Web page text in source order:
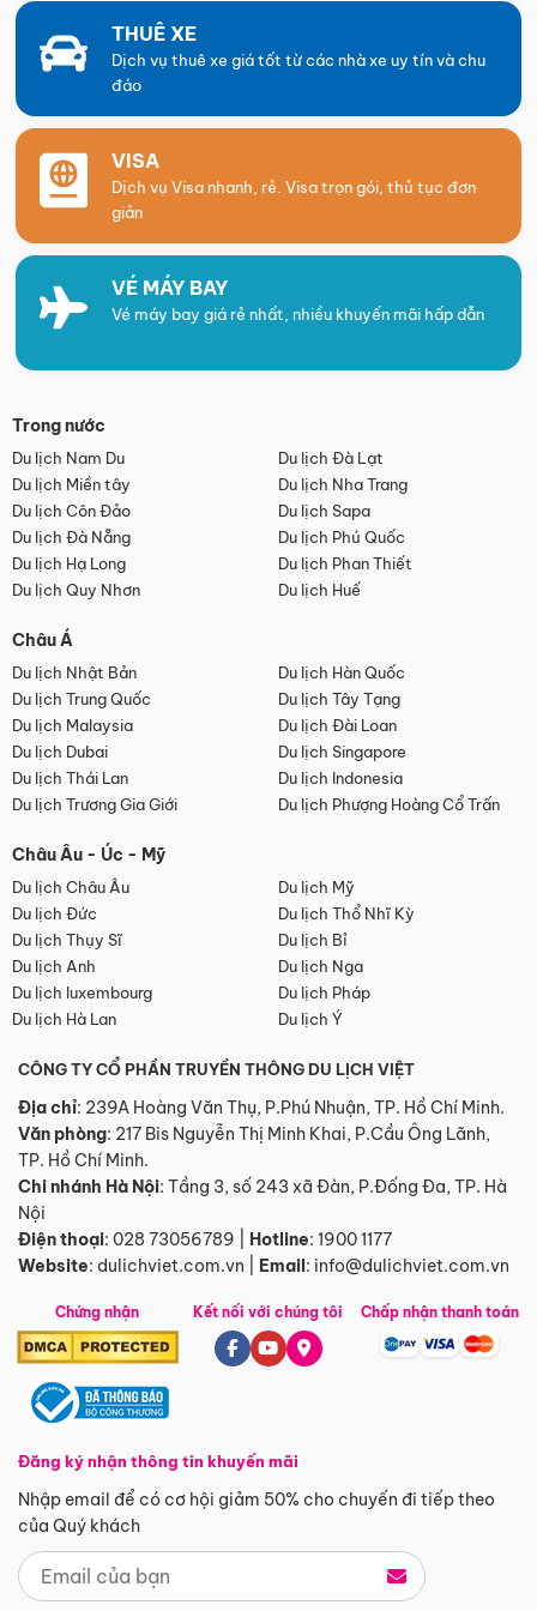
THUÊ XE
Dịch vụ thuê xe giá tốt từ các nhà xe uy tín và chu
đáo
VISA
Dịch vụ Visa nhanh, rẻ. Visa trọn gói, thủ tục đơn
giản
VÉ MÁY BAY
Vé máy bay giá rẻ nhất, nhiều khuyến mãi hấp dẫn
Trong nước
Du lịch Nam Du
Du lịch Đà Lạt
Du lịch Miền tây
Du lịch Nha Trang
Du lịch Côn Đảo
Du lịch Sapa
Du lịch Đà Nẵng
Du lịch Phú Quốc
Du lịch Hạ Long
Du lịch Phan Thiết
Du lịch Quy Nhơn
Du lịch Huế
Châu Á
Du lịch Nhật Bản
Du lịch Hàn Quốc
Du lịch Trung Quốc
Du lịch Tây Tạng
Du lịch Malaysia
Du lịch Đài Loan
Du lịch Dubai
Du lịch Singapore
Du lịch Thái Lan
Du lịch Indonesia
Du lịch Trương Gia Giới
Du lịch Phượng Hoàng Cổ Trấn
Châu Âu - Úc - Mỹ
Du lịch Châu Âu
Du lịch Mỹ
Du lịch Đức
Du lịch Thổ Nhĩ Kỳ
Du lịch Thụy Sĩ
Du lịch Bỉ
Du lịch Anh
Du lịch Nga
Du lịch luxembourg
Du lịch Pháp
Du lịch Hà Lan
Du lịch Ý
CÔNG TY CỔ PHẦN TRUYỀN THÔNG DU LỊCH VIỆT
Địa chỉ: 239A Hoàng Văn Thụ, P.Phú Nhuận, TP. Hồ Chí Minh.
Văn phòng: 217 Bis Nguyễn Thị Minh Khai, P.Cầu Ông Lãnh,
TP. Hồ Chí Minh.
Chi nhánh Hà Nội: Tầng 3, số 243 xã Đàn, P.Đống Đa, TP. Hà
Nội
Điện thoại: 028 73056789 Hotline: 1900 1177
Website: dulichviet.com.vn Email: info@dulichviet.com.vn
Chứng nhận
Đăng ký nhận thông tin khuyến mãi
Nhập email để có cơ hội giảm 50% cho chuyến đi tiếp theo
của Quý khách
Kết nối với chúng tôi Chấp nhận thanh toán